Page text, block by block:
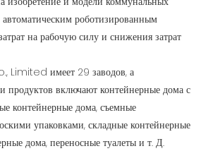
роботизированным
на рабочую силу и снижения затрат
имеет 29 заводов, а
продуктов включают контейнерные дома с
контейнерные дома, съемные
упаковками, складные контейнерные
дома, переносные туалеты и т. Д.